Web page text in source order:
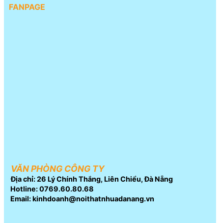
FANPAGE
VĂN PHÒNG CÔNG TY
Địa chỉ: 26 Lý Chính Thắng, Liên Chiểu, Đà Nẵng
Hotline: 0769.60.80.68
Email: kinhdoanh@noithatnhuadanang.vn